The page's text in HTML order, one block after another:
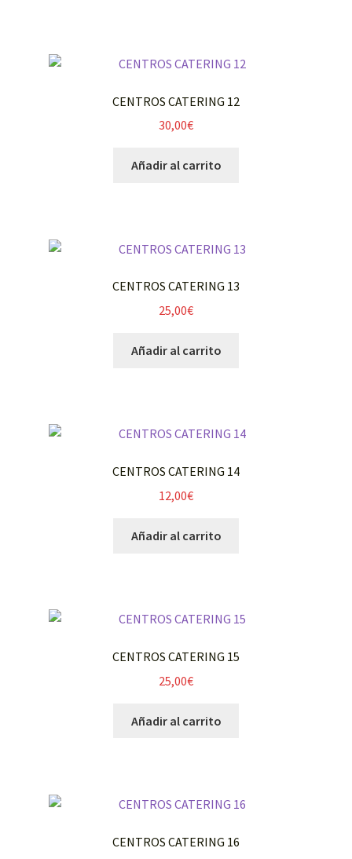
CENTROS CATERING 12
30,00€
Añadir al carrito
CENTROS CATERING 13
25,00€
Añadir al carrito
CENTROS CATERING 14
12,00€
Añadir al carrito
CENTROS CATERING 15
25,00€
Añadir al carrito
CENTROS CATERING 16